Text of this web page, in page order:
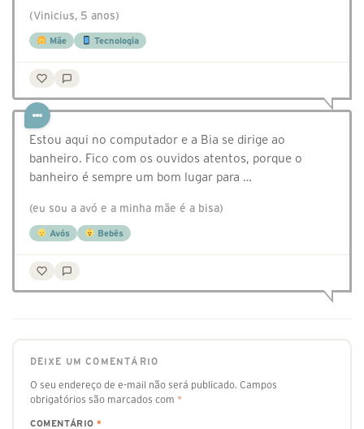
(Vinicius, 5 anos)
Mãe Tecnologia
Estou aqui no computador e a Bia se dirige ao
banheiro. Fico com os ouvidos atentos, porque o
banheiro é sempre um bom lugar para …
(eu sou a avó e a minha mãe é a bisa)
Avós Bebês
DEIXE UM COMENTÁRIO
O seu endereço de e-mail não será publicado. Campos
obrigatórios são marcados com *
COMENTÁRIO *